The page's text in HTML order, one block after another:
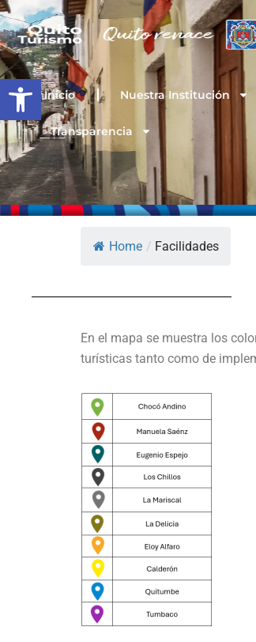
Open toolbar
Ir
al
contenido
Inicio Nuestra Institución
Transparencia
Home / Facilidades
En el mapa se muestra los
turísticas tanto como de